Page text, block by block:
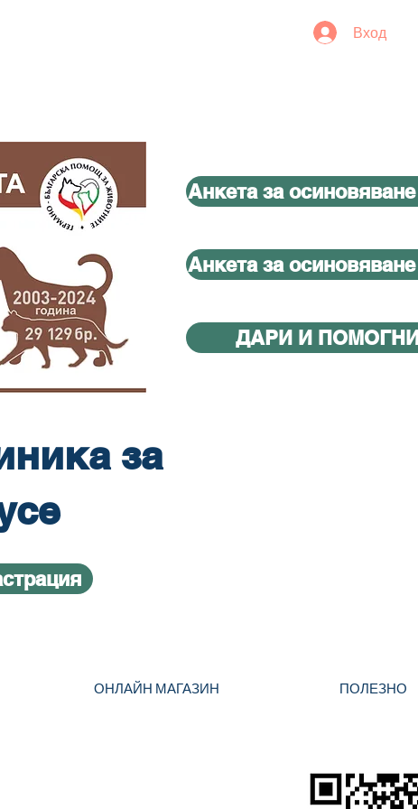
Вход
Анкета за
Анкета за
ДАРИ И
за
ОНЛАЙН МАГАЗИН ПОЛЕЗНО